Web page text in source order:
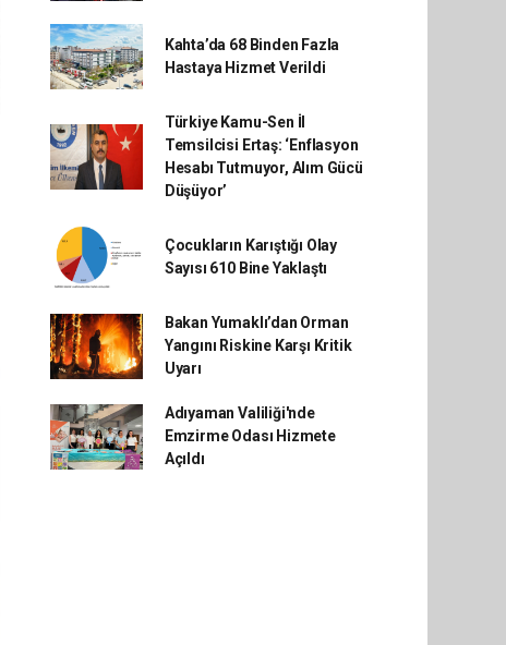
Kahta’da 68 Binden Fazla
Hastaya Hizmet Verildi
Türkiye Kamu-Sen İl
Temsilcisi Ertaş: ‘Enflasyon
Hesabı Tutmuyor, Alım Gücü
Düşüyor’
Çocukların Karıştığı Olay
Sayısı 610 Bine Yaklaştı
Bakan Yumaklı’dan Orman
Yangını Riskine Karşı Kritik
Uyarı
Adıyaman Valiliği'nde
Emzirme Odası Hizmete
Açıldı